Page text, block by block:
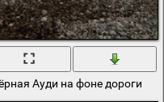
среди леса
Ауди на фоне дороги